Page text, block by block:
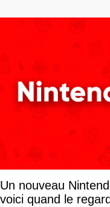
Un nouveau
voici quand le